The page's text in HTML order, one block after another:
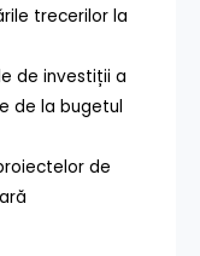
trecerilor la
de investiții a
de la bugetul
de